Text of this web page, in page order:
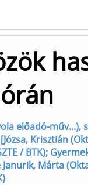
előadó-műv...),
Krisztián
/ BTK);
Márta